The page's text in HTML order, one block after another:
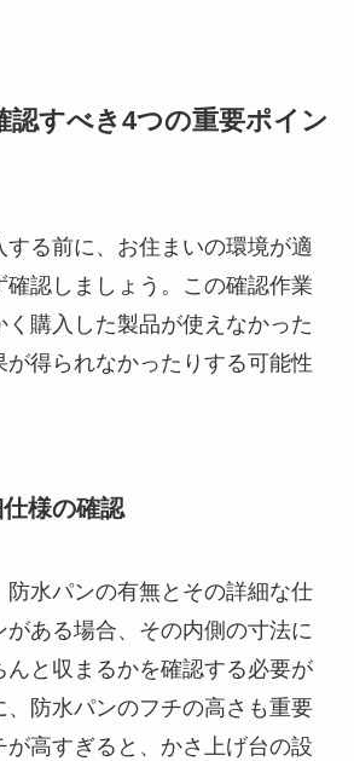
認すべき4つの重要ポイン
する前に、お住まいの環境が適
確認しましょう。この確認作業
く購入した製品が使えなかった
が得られなかったりする可能性
様の確認
防水パンの有無とその詳細な仕
がある場合、その内側の寸法に
んと収まるかを確認する必要が
、防水パンのフチの高さも重要
が高すぎると、かさ上げ台の設